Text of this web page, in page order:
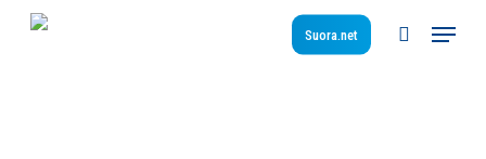
Suora.net
search
Menu